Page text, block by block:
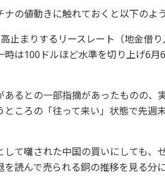
の値動きに触れておくと以下のよ
止まりするリースレート（地金借
時は100ドルほど水準を切り上げ6
あるとの一部指摘があったものの、
ところの「往って来い」状態で先週
して囃された中国の買いにしても、
読んで売られる銅の推移を見る分